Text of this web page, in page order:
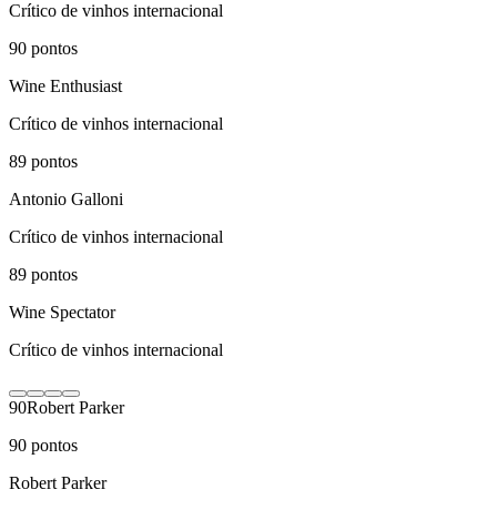
Crítico de vinhos internacional
90 pontos
Wine Enthusiast
Crítico de vinhos internacional
89 pontos
Antonio Galloni
Crítico de vinhos internacional
89 pontos
Wine Spectator
Crítico de vinhos internacional
90Robert Parker
90 pontos
Robert Parker